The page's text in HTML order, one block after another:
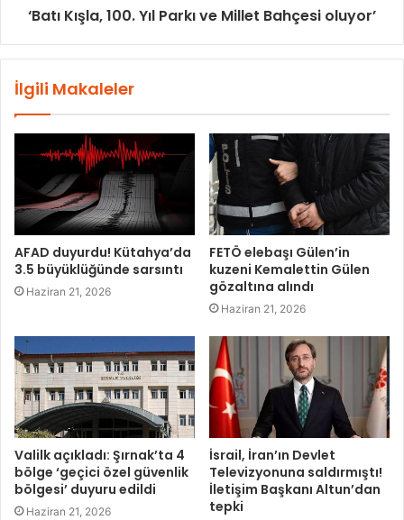
‘Batı Kışla, 100. Yıl Parkı ve Millet Bahçesi oluyor’
İlgili Makaleler
AFAD duyurdu! Kütahya’da
3.5 büyüklüğünde sarsıntı
Haziran 21, 2026
FETÖ elebaşı Gülen’in
kuzeni Kemalettin Gülen
gözaltına alındı
Haziran 21, 2026
Valilk açıkladı: Şırnak’ta 4
bölge ‘geçici özel güvenlik
bölgesi’ duyuru edildi
Haziran 21, 2026
İsrail, İran’ın Devlet
Televizyonuna saldırmıştı!
İletişim Başkanı Altun’dan
tepki